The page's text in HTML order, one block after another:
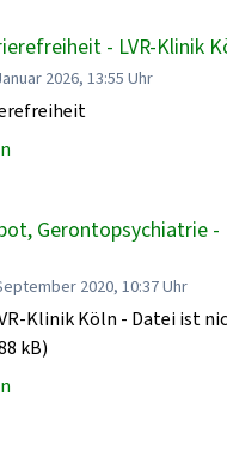
- LVR-Klinik
2026, 13:55 Uhr
Gerontopsychiatrie -
2020, 10:37 Uhr
Klinik Köln - Datei ist
kB)